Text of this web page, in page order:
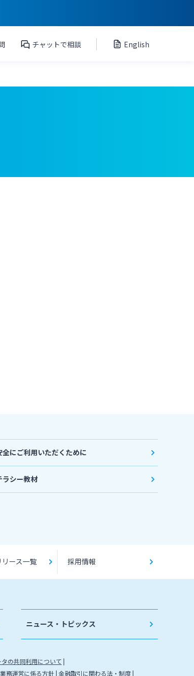
チャットで相談 English
全にご利用いただくために
ラシー教材
ース一覧 採用情報
ニュース・トピックス
の共同利用について
務運営に係る方針 金融取引に関わる法・制度